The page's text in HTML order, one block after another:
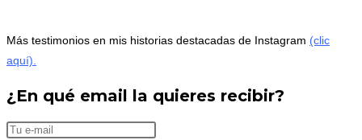
Más testimonios en mis historias destacadas de Instagram (clic
aquí).
¿En qué email la quieres recibir?